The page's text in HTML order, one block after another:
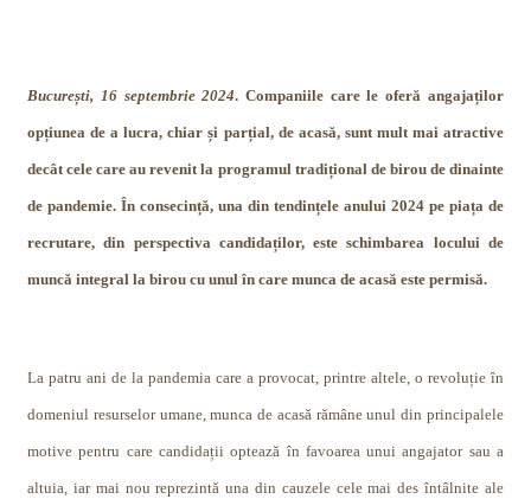
București, 16 septembrie 2024. Companiile care le oferă angajaților
opțiunea de a lucra, chiar și parțial, de acasă, sunt mult mai atractive
decât cele care au revenit la programul tradițional de birou de dinainte
de pandemie. În consecință, una din tendințele anului 2024 pe piața de
recrutare, din perspectiva candidaților, este schimbarea locului de
muncă integral la birou cu unul în care munca de acasă este permisă.
La patru ani de la pandemia care a provocat, printre altele, o revoluție în
domeniul resurselor umane, munca de acasă rămâne unul din principalele
motive pentru care candidații optează în favoarea unui angajator sau a
altuia, iar mai nou reprezintă una din cauzele cele mai des întâlnite ale